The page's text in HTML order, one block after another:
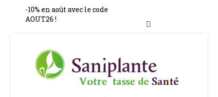
-10% en août avec le code
AOUT26 !